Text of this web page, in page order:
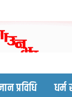
प्रविधि धर्म